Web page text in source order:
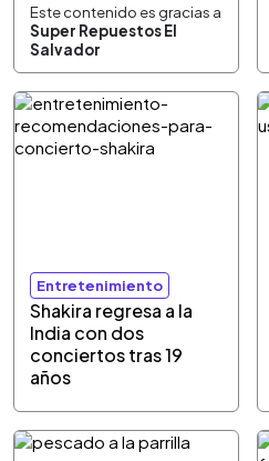
Este contenido es gracias a
Super Repuestos El
Salvador
Entretenimiento
Shakira regresa a la
India con dos
conciertos tras 19
años